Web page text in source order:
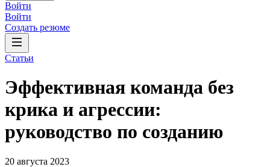
Войти
Войти
Создать резюме
Статьи
Эффективная команда без
крика и агрессии:
руководство по созданию
20 августа 2023